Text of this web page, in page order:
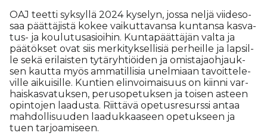
OAJ teet­ti syk­syl­lä 2024 ky­se­lyn, jos­sa nel­jä vii­de­so­
saa päät­tä­jis­tä ko­kee vai­kut­ta­van­sa kun­tan­sa kas­va­
tus- ja kou­lu­tu­sa­si­oi­hin. Kun­ta­päät­tä­jän val­ta ja
pää­tök­set ovat siis mer­ki­tyk­sel­li­siä per­heil­le ja lap­sil­
le sekä eri­lais­ten ty­tä­ryh­ti­öi­den ja omis­ta­ja­oh­jauk­
sen kaut­ta myös am­ma­til­li­sia unel­mi­aan ta­voit­te­le­
vil­le ai­kui­sil­le. Kun­tien elin­voi­mai­suus on kiin­ni var­
hais­kas­va­tuk­sen, pe­ru­so­pe­tuk­sen ja toi­sen as­teen
opin­to­jen laa­dus­ta. Riit­tä­vä ope­tus­re­surs­si an­taa
mah­dol­li­suu­den laa­duk­kaa­seen ope­tuk­seen ja
tuen tar­jo­a­mi­seen.